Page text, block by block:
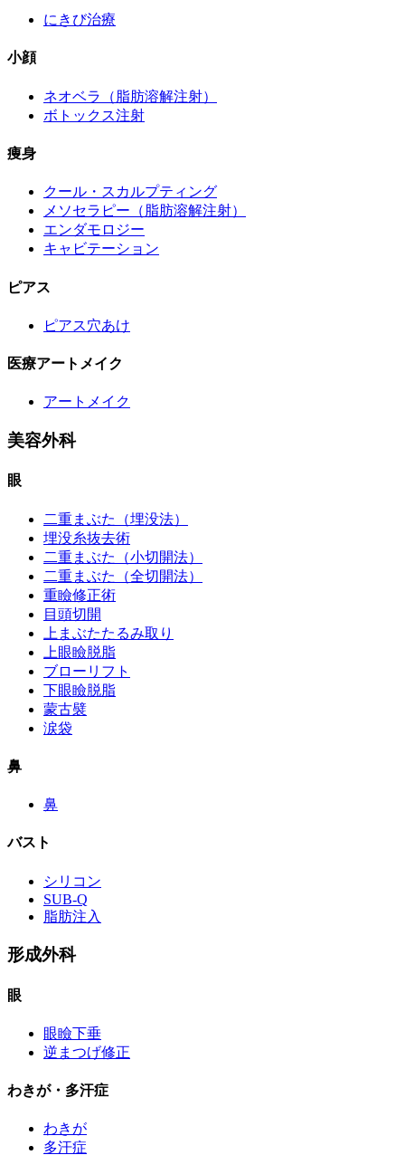
にきび治療
小顔
ネオベラ（脂肪溶解注射）
ボトックス注射
痩身
クール・スカルプティング
メソセラピー（脂肪溶解注射）
エンダモロジー
キャビテーション
ピアス
ピアス穴あけ
医療アートメイク
アートメイク
美容外科
眼
二重まぶた（埋没法）
埋没糸抜去術
二重まぶた（小切開法）
二重まぶた（全切開法）
重瞼修正術
目頭切開
上まぶたたるみ取り
上眼瞼脱脂
ブローリフト
下眼瞼脱脂
蒙古襞
涙袋
鼻
鼻
バスト
シリコン
SUB-Q
脂肪注入
形成外科
眼
眼瞼下垂
逆まつげ修正
わきが・多汗症
わきが
多汗症